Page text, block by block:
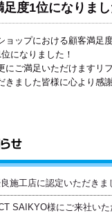
足度1位になりまし
ョップにおける顧客満足
になりました！
にご満足いただけますリ
きました皆様に心より感
施工店に認定いただきま
SAIKYO様にご来社いた